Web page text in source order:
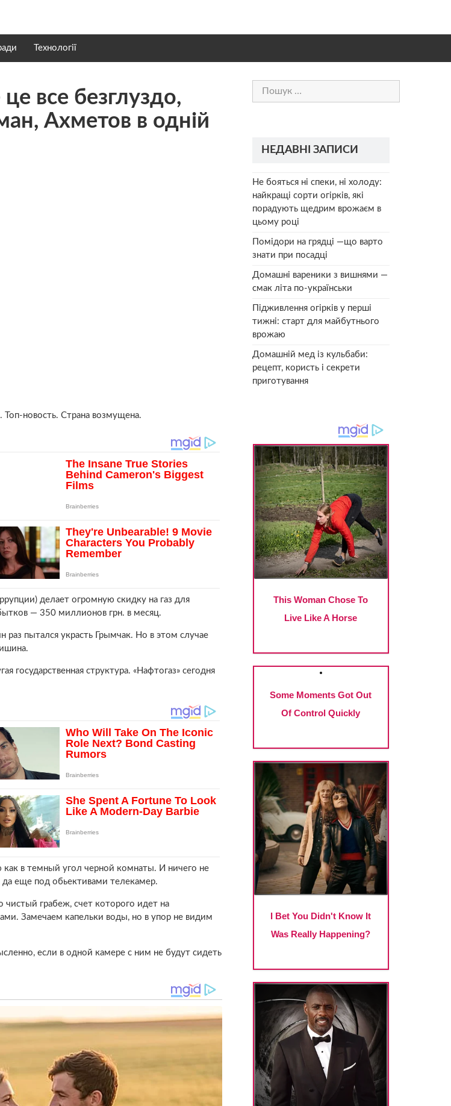
Технології
все безглуздо,
Ахметов в одній
новость. Страна возмущена.
делает огромную скидку на газ для
— 350 миллионов грн. в месяц.
пытался украсть Грымчак. Но в этом случае
государственная структура. «Нафтогаз» сегодня
как в темный угол черной комнаты. И ничего не
да еще под обьективами телекамер.
грабеж, счет которого идет на
Замечаем капельки воды, но в упор не видим
если в одной камере с ним не будут сидеть
Пошук:
НЕДАВНІ ЗАПИСИ
Не бояться ні спеки, ні холоду:
найкращі сорти огірків, які
порадують щедрим врожаєм в
цьому році
Помідори на грядці —що варто
знати при посадці
Домашні вареники з вишнями —
смак літа по-українськи
Підживлення огірків у перші
тижні: старт для майбутнього
врожаю
Домашній мед із кульбаби:
рецепт, користь і секрети
приготування